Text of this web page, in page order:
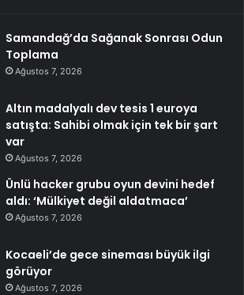
Samandağ’da Sağanak Sonrası Odun
Toplama
Ağustos 7, 2026
Altın madalyalı dev tesis 1 euroya
satışta: Sahibi olmak için tek bir şart
var
Ağustos 7, 2026
Ünlü hacker grubu oyun devini hedef
aldı: ‘Mülkiyet değil aldatmaca’
Ağustos 7, 2026
Kocaeli’de gece sineması büyük ilgi
görüyor
Ağustos 7, 2026